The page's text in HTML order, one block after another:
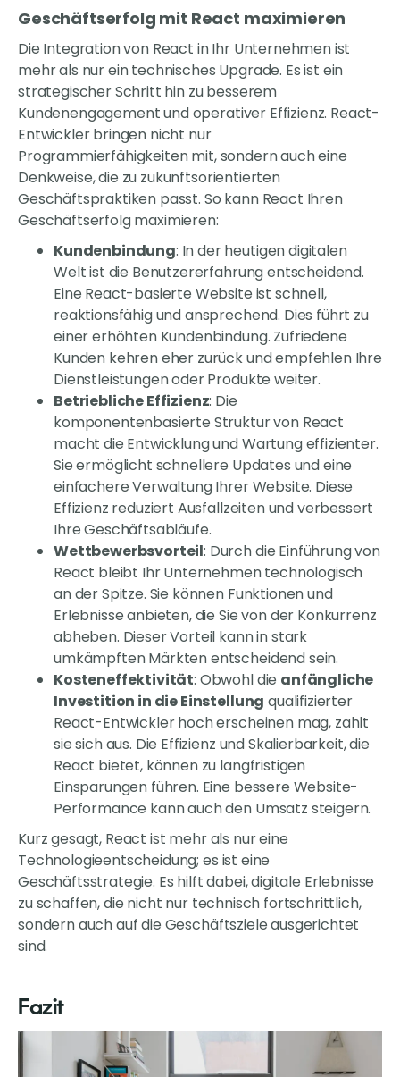
Geschäftserfolg mit React maximieren
Die Integration von React in Ihr Unternehmen ist
mehr als nur ein technisches Upgrade. Es ist ein
strategischer Schritt hin zu besserem
Kundenengagement und operativer Effizienz. React-
Entwickler bringen nicht nur
Programmierfähigkeiten mit, sondern auch eine
Denkweise, die zu zukunftsorientierten
Geschäftspraktiken passt. So kann React Ihren
Geschäftserfolg maximieren:
Kundenbindung: In der heutigen digitalen
Welt ist die Benutzererfahrung entscheidend.
Eine React-basierte Website ist schnell,
reaktionsfähig und ansprechend. Dies führt zu
einer erhöhten Kundenbindung. Zufriedene
Kunden kehren eher zurück und empfehlen Ihre
Dienstleistungen oder Produkte weiter.
Betriebliche Effizienz: Die
komponentenbasierte Struktur von React
macht die Entwicklung und Wartung effizienter.
Sie ermöglicht schnellere Updates und eine
einfachere Verwaltung Ihrer Website. Diese
Effizienz reduziert Ausfallzeiten und verbessert
Ihre Geschäftsabläufe.
Wettbewerbsvorteil: Durch die Einführung von
React bleibt Ihr Unternehmen technologisch
an der Spitze. Sie können Funktionen und
Erlebnisse anbieten, die Sie von der Konkurrenz
abheben. Dieser Vorteil kann in stark
umkämpften Märkten entscheidend sein.
Kosteneffektivität: Obwohl die anfängliche
Investition in die Einstellung qualifizierter
React-Entwickler hoch erscheinen mag, zahlt
sie sich aus. Die Effizienz und Skalierbarkeit, die
React bietet, können zu langfristigen
Einsparungen führen. Eine bessere Website-
Performance kann auch den Umsatz steigern.
Kurz gesagt, React ist mehr als nur eine
Technologieentscheidung; es ist eine
Geschäftsstrategie. Es hilft dabei, digitale Erlebnisse
zu schaffen, die nicht nur technisch fortschrittlich,
sondern auch auf die Geschäftsziele ausgerichtet
sind.
Fazit